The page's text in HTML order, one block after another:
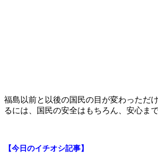
福島以前と以後の国民の目が変わっただ
るには、国民の安全はもちろん、安心ま
【今日のイチオシ記事】